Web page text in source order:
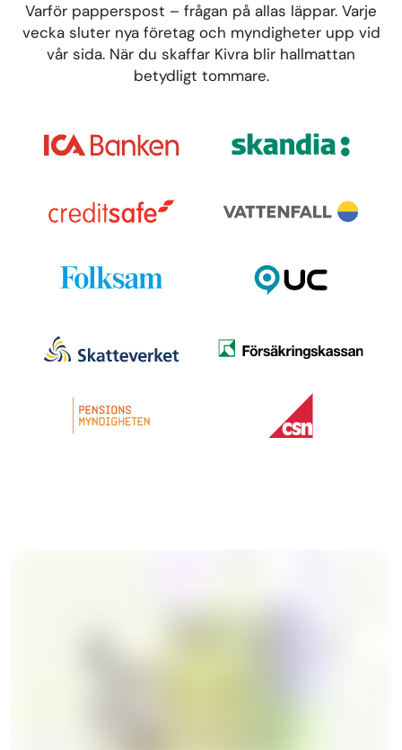
Varför papperspost – frågan på allas läppar. Varje
vecka sluter nya företag och myndigheter upp vid
vår sida. När du skaffar Kivra blir hallmattan
betydligt tommare.